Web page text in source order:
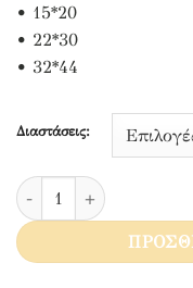
• 15*20
• 22*30
• 32*44
Διαστάσεις:
Άγιος Νεκτάριος